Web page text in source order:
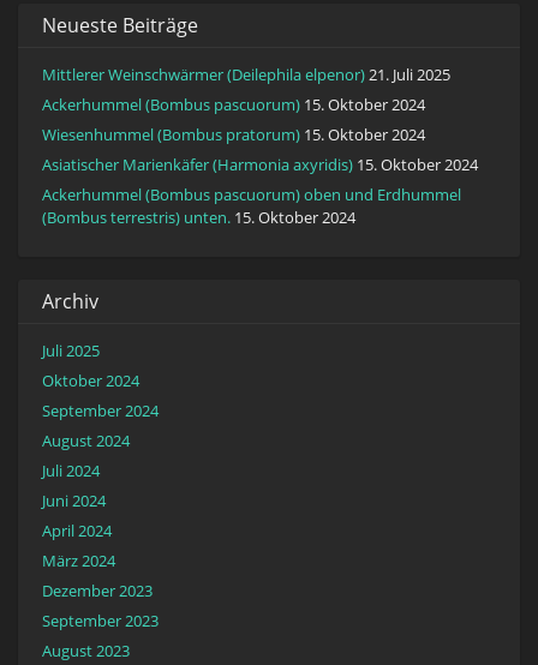
Neueste Beiträge
Mittlerer Weinschwärmer (Deilephila elpenor)21. Juli 2025
Ackerhummel (Bombus pascuorum) 15. Oktober 2024
Wiesenhummel (Bombus pratorum) 15. Oktober 2024
Asiatischer Marienkäfer (Harmonia axyridis) 15. Oktober 2024
Ackerhummel (Bombus pascuorum) oben und Erdhummel
(Bombus terrestris) unten. 15. Oktober 2024
Archiv
Juli 2025
Oktober 2024
September 2024
August 2024
Juli 2024
Juni 2024
April 2024
März 2024
Dezember 2023
September 2023
August 2023